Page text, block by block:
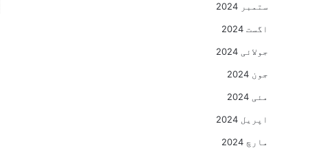
ستمبر 2024
اگست 2024
جولائی 2024
جون 2024
مئی 2024
اپریل 2024
مارچ 2024